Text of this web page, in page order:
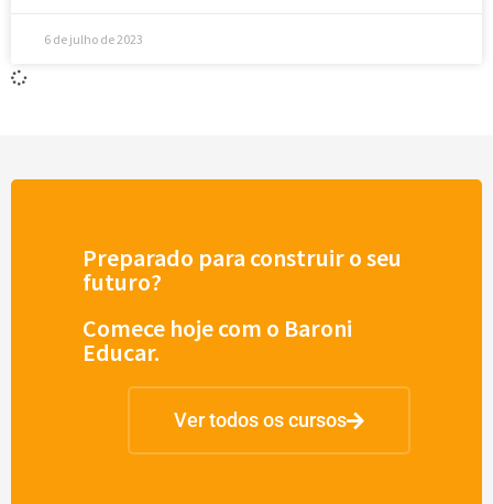
6 de julho de 2023
Preparado para construir o seu
futuro?
Comece hoje com o Baroni
Educar.
Ver todos os cursos